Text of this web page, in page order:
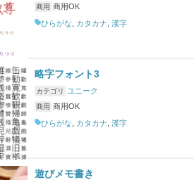
商用 商用OK
ひらがな
カタカナ 漢字
略字フォント3
カテゴリ ユニーク
商用 商用OK
ひらがな
カタカナ 漢字
遊びメモ書き